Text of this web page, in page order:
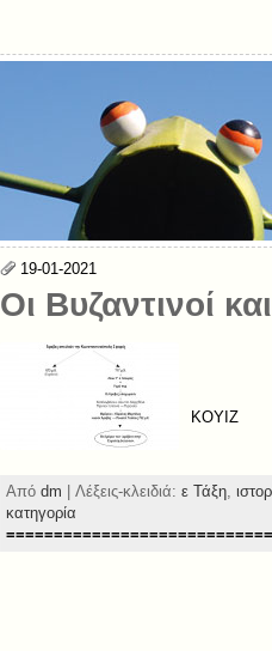
19-01-2021
Οι Βυζαντινοί
ΚΟΥΙΖ
Από dm | Λέξεις-κλειδιά: ε Τάξη,
κατηγορία